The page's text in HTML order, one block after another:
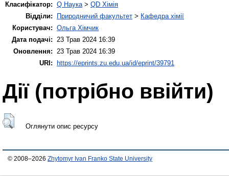
Класифікатор: Q Наука> QD Хімія
Відділи:
Природничий факультет > Кафедра хімії
Користувач: Ольга Хімчик
Дата подачі: 23 Трав 2024 16:39
Оновлення: 23 Трав 2024 16:39
URI:
https://eprints.zu.edu.ua/id/eprint/39791
Дії ​​(потрібно ввійти)
Оглянути опис ресурсу
© 2008–2026 Zhytomyr Ivan Franko State University